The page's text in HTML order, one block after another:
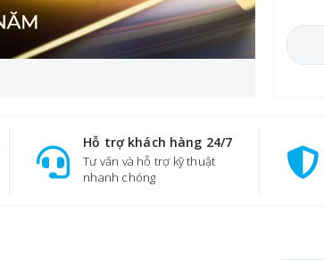
1.840.0001.490.000đ
Ưu đãi kết thúc sau:
23 NGÀY, 21 : 32 : 51
Hỗ trợ khách hàng 24/7
Tư vấn và hỗ trợ kỹ thuật
nhanh chóng